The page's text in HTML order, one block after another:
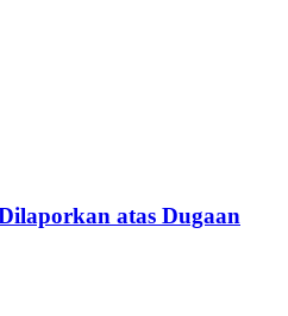
atas Dugaan